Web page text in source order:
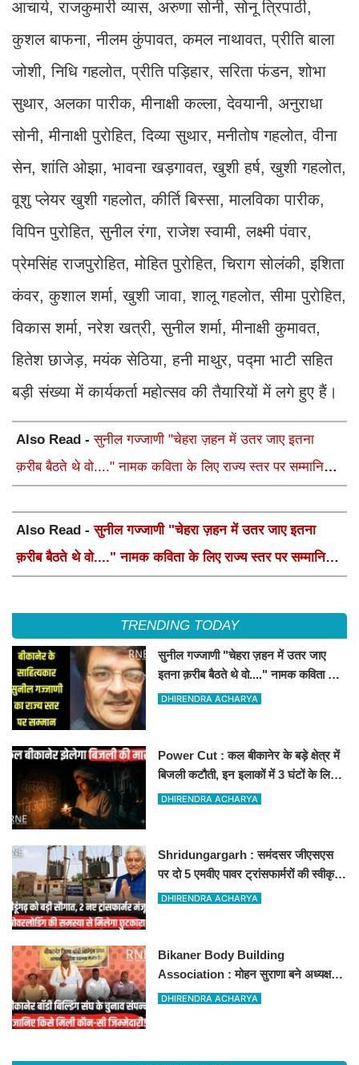
आचार्य, राजकुमारी व्यास, अरुणा सोनी, सोनू त्रिपाठी,
कुशल बाफना, नीलम कुंपावत, कमल नाथावत, प्रीति बाला
जोशी, निधि गहलोत, प्रीति पड़िहार, सरिता फंडन, शोभा
सुथार, अलका पारीक, मीनाक्षी कल्ला, देवयानी, अनुराधा
सोनी, मीनाक्षी पुरोहित, दिव्या सुथार, मनीतोष गहलोत, वीना
सेन, शांति ओझा, भावना खड़गावत, खुशी हर्ष, खुशी गहलोत,
वूशु प्लेयर खुशी गहलोत, कीर्ति बिस्सा, मालविका पारीक,
विपिन पुरोहित, सुनील रंगा, राजेश स्वामी, लक्ष्मी पंवार,
प्रेमसिंह राजपुरोहित, मोहित पुरोहित, चिराग सोलंकी, इशिता
कंवर, कुशाल शर्मा, खुशी जावा, शालू गहलोत, सीमा पुरोहित,
विकास शर्मा, नरेश खत्री, सुनील शर्मा, मीनाक्षी कुमावत,
हितेश छाजेड़, मयंक सेठिया, हनी माथुर, पद्मा भाटी सहित
बड़ी संख्या में कार्यकर्ता महोत्सव की तैयारियों में लगे हुए हैं।
Also Read -सुनील गज्जाणी "चेहरा ज़हन में उतर जाए इतना
क़रीब बैठते थे वो...." नामक कविता के लिए राज्य स्तर पर सम्मानित
Also Read -सुनील गज्जाणी "चेहरा ज़हन में उतर जाए इतना
क़रीब बैठते थे वो...." नामक कविता के लिए राज्य स्तर पर सम्मानित
TRENDING TODAY
सुनील गज्जाणी "चेहरा ज़हन में उतर जाए
इतना क़रीब बैठते थे वो...." नामक कविता के
लिए राज्य स्तर पर सम्मानित होंगे
DHIRENDRA ACHARYA
Power Cut : कल बीकानेर के बड़े क्षेत्र में
बिजली कटौती, इन इलाकों में 3 घंटों के लिए
बिजली रहेगी गुल
DHIRENDRA ACHARYA
Shridungargarh : समंदसर जीएसएस
पर दो 5 एमवीए पावर ट्रांसफार्मरों की स्वीकृति,
विधायक ताराचंद सारस्वत के सतत प्रयास
DHIRENDRA ACHARYA
Bikaner Body Building
Association : मोहन सुराणा बने अध्यक्ष;
अरुण व्यास सचिव निर्विरोध निर्वाचित
DHIRENDRA ACHARYA